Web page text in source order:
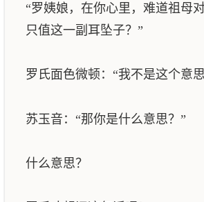
“罗姨娘，在你心里，难道祖母
只值这一副耳坠子？”
罗氏面色微顿：“我不是这个意
苏玉音：“那你是什么意思？”
什么意思？